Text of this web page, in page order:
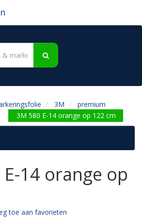
3M
premium
3M 580 E-14 orange op 122 cm
14 orange op
toe aan favorieten